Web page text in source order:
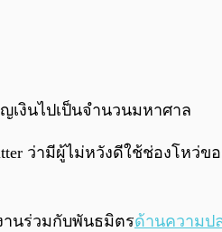
เงินไปเป็นจำนวนมหาศาล
ว่ามีผู้ไม่หวังดีใช้ช่องโหว่ข
นร่วมกับพันธมิตรด้านความป